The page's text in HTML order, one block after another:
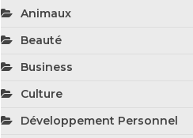
Animaux
Beauté
Business
Culture
Développement Personnel